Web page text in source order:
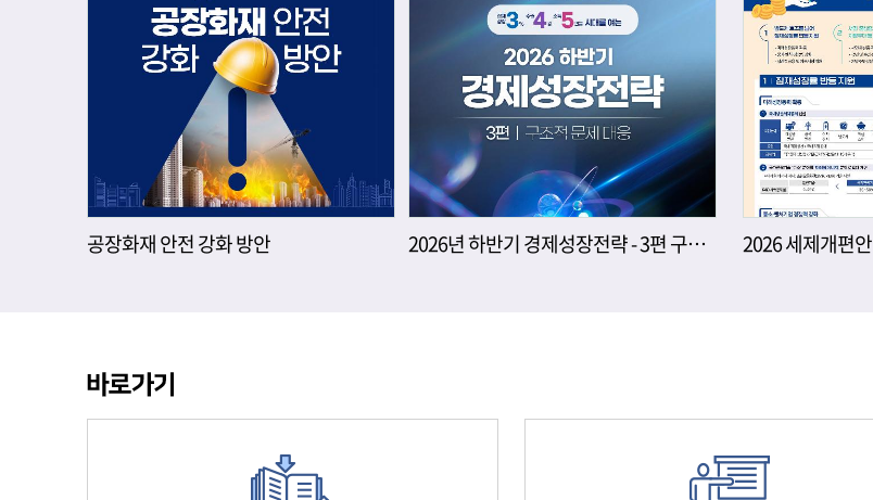
공장화재 안전 강화 방안 2026년 하반기 경제성장전략 - 3편 구조적 문제 대응 2026 세제개편안